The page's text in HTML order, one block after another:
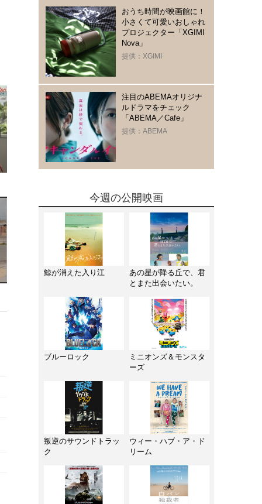
おうち時間が映画館に！
小さくて可愛いおしゃれ
プロジェクター「XGIMI
Nova」
提供：XGIMI
注目のABEMAオリジナ
ルドラマをチェック
「ABEMA／Cafe」
提供：ABEMA
今週の公開映画
鯨が消えた入り江
あの星が降る丘で、君
とまた出会いたい。
ブルーロック
ミニオンズ＆モンスタ
ーズ
叛逆のサウンドトラッ
ク
ウィー・ハブ・ア・ド
リーム